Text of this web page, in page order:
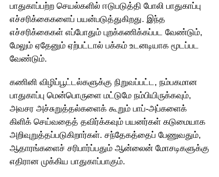
பாதுகாப்பற்ற செயல்களில் ஈடுபடுத்தி போலி பாதுகாப்பு
எச்சரிக்கைகளைப் பயன்படுத்துகிறது. இந்த
எச்சரிக்கைகள் எப்போதும் புறக்கணிக்கப்பட வேண்டும்,
மேலும் ஏதேனும் ஏற்பட்டால் பக்கம் உடனடியாக மூடப்பட
வேண்டும்.
கணினி விழிப்பூட்டல்களுக்கு நிறுவப்பட்ட, நம்பகமான
பாதுகாப்பு மென்பொருளை மட்டுமே நம்பியிருக்கவும்,
அவசர அச்சுறுத்தல்களைக் கூறும் பாப்-அப்களைக்
கிளிக் செய்வதைத் தவிர்க்கவும் பயனர்கள் கடுமையாக
அறிவுறுத்தப்படுகிறார்கள். சந்தேகத்தைப் பேணுவதும்,
ஆதாரங்களைச் சரிபார்ப்பதும் ஆன்லைன் மோசடிகளுக்கு
எதிரான முக்கிய பாதுகாப்பாகும்.